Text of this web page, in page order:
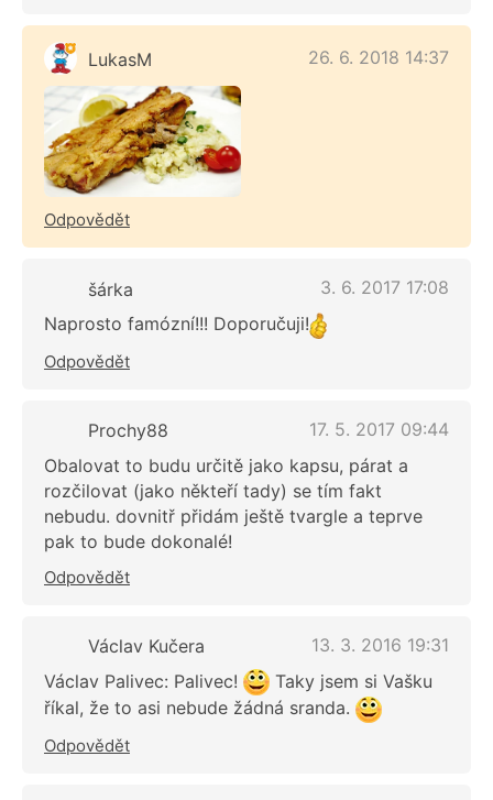
LukasM 26. 6. 2018 14:37
Odpovědět
šárka
3. 6. 2017 17:08
Naprosto famózní!!! Doporučuji!
Odpovědět
Prochy88
17. 5. 2017 09:44
Obalovat to budu určitě jako kapsu, párat a
rozčilovat (jako někteří tady) se tím fakt
nebudu. dovnitř přidám ještě tvargle a teprve
pak to bude dokonalé!
Odpovědět
Václav Kučera
13. 3. 2016 19:31
Václav Palivec: Palivec!
Taky jsem si Vašku
říkal, že to asi nebude žádná sranda.
Odpovědět